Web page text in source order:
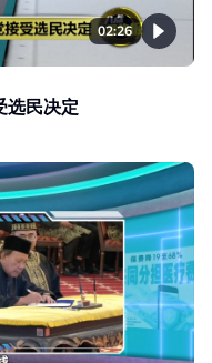
02:26
选民决定